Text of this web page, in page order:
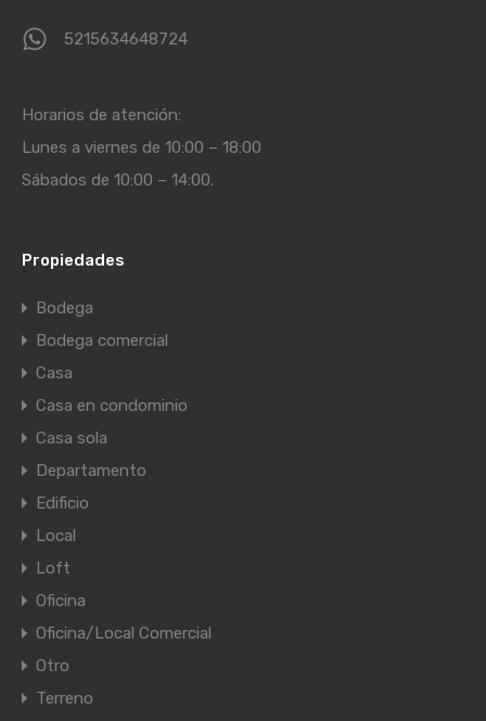
5215634648724
Horarios de atención:
Lunes a viernes de 10:00 – 18:00
Sábados de 10:00 – 14:00.
Propiedades
Bodega
Bodega comercial
Casa
Casa en condominio
Casa sola
Departamento
Edificio
Local
Loft
Oficina
Oficina/Local Comercial
Otro
Terreno